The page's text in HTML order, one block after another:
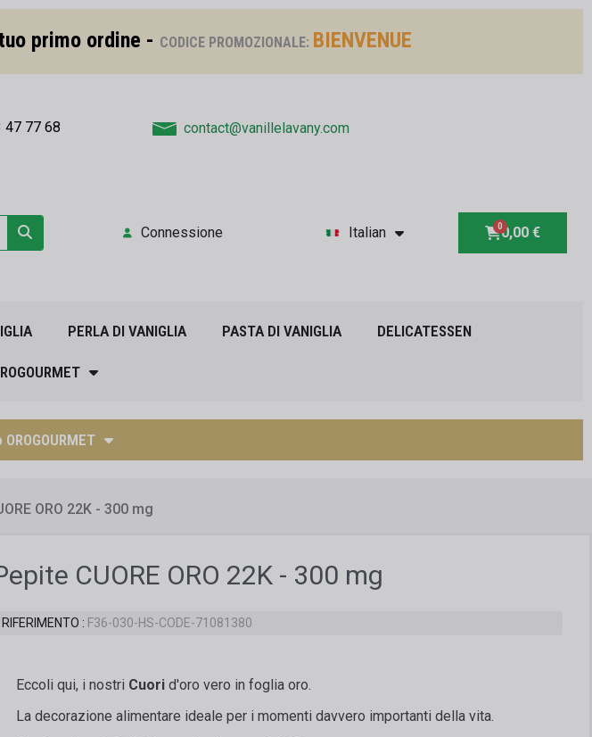
primo ordine - CODICE PROMOZIONALE: BIENVENUE
47 77 68 contact@vanillelavany.com
Connessione Italian 0,00 €
PERLA DI VANIGLIA PASTA DI VANIGLIA DELICATESSEN
ORO 22K - 300 mg
CUORE ORO 22K - 300 mg
RIFERIMENTO F36-030-HS-CODE-71081380
Eccoli qui, i nostri Cuori d'oro vero in foglia oro.
La decorazione alimentare ideale per i momenti davvero importanti della vita.